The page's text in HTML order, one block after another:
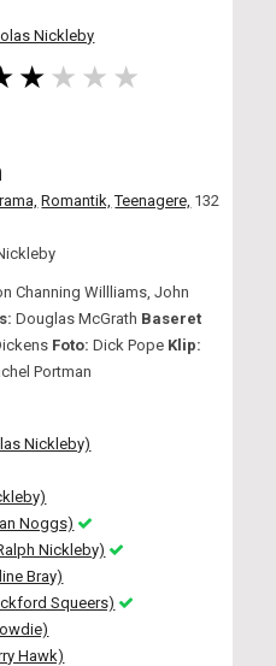
Nickleby
Romantik, Teenagere, 132
Channing Willliams, John
Douglas McGrath Baseret
Foto: Dick Pope Klip:
Portman
Nickleby)
Noggs)
Nickleby)
Bray)
Squeers)
Hawk)